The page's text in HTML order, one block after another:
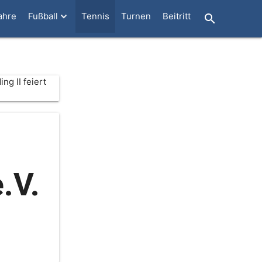
Fußball Tennis Turnen Beitritt search
II feiert